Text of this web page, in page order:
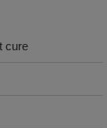
cure